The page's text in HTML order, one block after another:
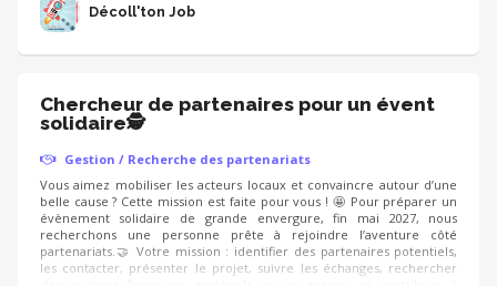
Décoll'ton Job
Chercheur de partenaires pour un évent
solidaire🕵
Gestion / Recherche des partenariats
Vous aimez mobiliser les acteurs locaux et convaincre autour d’une
belle cause ? Cette mission est faite pour vous ! 🤩 Pour préparer un
évènement solidaire de grande envergure, fin mai 2027, nous
recherchons une personne prête à rejoindre l’aventure côté
partenariats.🤝 Votre mission : identifier des partenaires potentiels,
les contacter, présenter le projet, suivre les échanges, rechercher